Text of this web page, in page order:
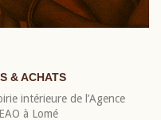
& ACHATS
intérieure de l’Agence
à Lomé